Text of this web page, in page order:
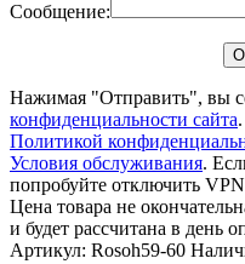
Сообщение:
Нажимая "Отправить", вы
конфиденциальности сайта
Политикой
Условия обслуживания.
попробуйте отключить
Цена товара не
и будет рассчитана в день
Артикул: Rosoh59-60